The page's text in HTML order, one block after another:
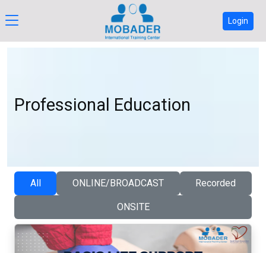
Login
Professional Education
All ONLINE/BROADCAST Recorded
ONSITE